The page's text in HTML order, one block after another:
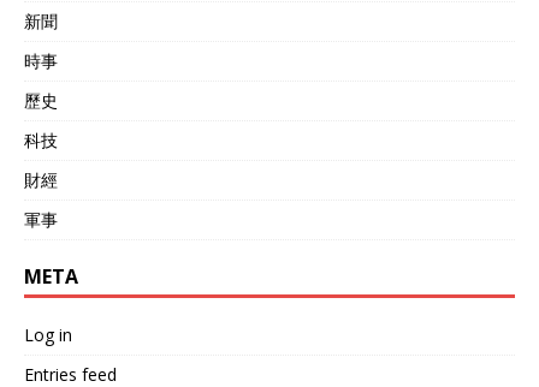
新聞
時事
歷史
科技
財經
軍事
META
Log in
Entries feed